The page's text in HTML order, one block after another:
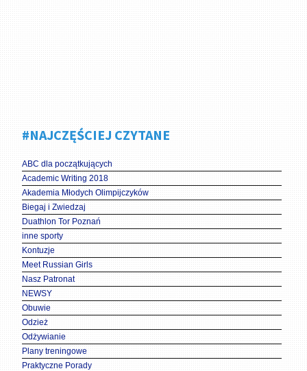
#NAJCZĘŚCIEJ CZYTANE
ABC dla początkujących
Academic Writing 2018
Akademia Młodych Olimpijczyków
Biegaj i Zwiedzaj
Duathlon Tor Poznań
inne sporty
Kontuzje
Meet Russian Girls
Nasz Patronat
NEWSY
Obuwie
Odzież
Odżywianie
Plany treningowe
Praktyczne Porady